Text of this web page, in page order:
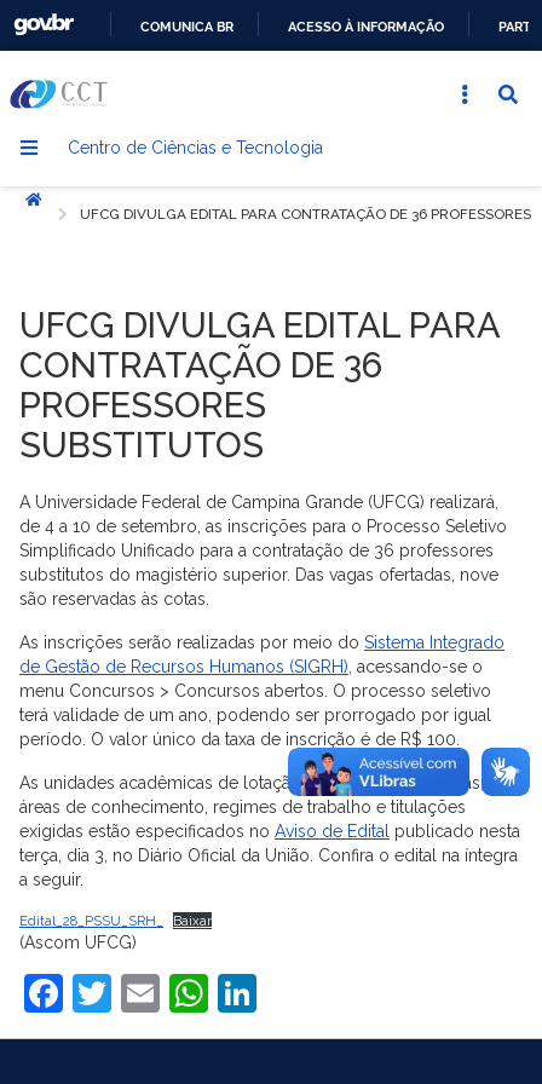
CONTEÚDO
COMUNICA BR ACESSO À INFORMAÇÃO
Centro de Ciências e Tecnologia
Início
UFCG DIVULGA EDITAL PARA CONTRATAÇÃO DE 36 PROFESSORES
UFCG DIVULGA EDITAL PARA
CONTRATAÇÃO DE 36
PROFESSORES
SUBSTITUTOS
A Universidade Federal de Campina Grande (UFCG) realizará,
de 4 a 10 de setembro, as inscrições para o Processo Seletivo
Simplificado Unificado para a contratação de 36 professores
substitutos do magistério superior. Das vagas ofertadas, nove
são reservadas às cotas.
As inscrições serão realizadas por meio do Sistema Integrado
de Gestão de Recursos Humanos (SIGRH) , acessando-se o
menu Concursos > Concursos abertos. O processo seletivo
terá validade de um ano, podendo ser prorrogado por igual
período. O valor único da taxa de inscrição é de R$ 100.
As unidades acadêmicas de lotação, quantidades de vagas,
áreas de conhecimento, regimes de trabalho e titulações
exigidas estão especificados no Aviso de Edital publicado nesta
terça, dia 3, no Diário Oficial da União. Confira o edital na íntegra
a seguir.
Edital_28_PSSU_SRH_ Baixar
(Ascom UFCG)
Facebook
Twitter
EmailWhatsApp